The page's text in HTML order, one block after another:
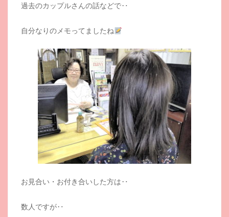
過去のカップルさんの話などで‥
自分なりのメモってましたね
お見合い・お付き合いした方は‥
数人ですが‥